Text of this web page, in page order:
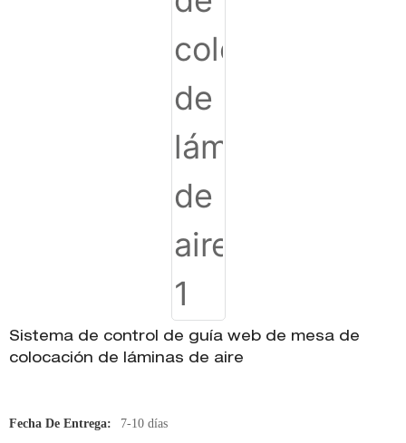
Sistema de control de guía web de mesa de
colocación de láminas de aire
Fecha De Entrega: 7-10 días